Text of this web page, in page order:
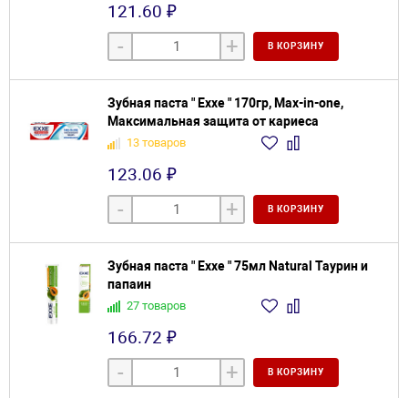
121.60 ₽
- + В КОРЗИНУ
Зубная паста " Exxe " 170гр, Max-in-one,
Максимальная защита от кариеса
13 товаров
123.06 ₽
- + В КОРЗИНУ
Зубная паста " Exxe " 75мл Natural Таурин и
папаин
27 товаров
166.72 ₽
- + В КОРЗИНУ